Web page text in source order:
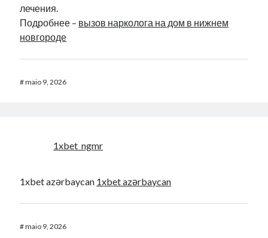
лечения.
Подробнее – вызов нарколога на дом в нижнем
новгороде
#maio 9, 2026
1xbet_ngmr
1xbet azərbaycan 1xbet azərbaycan
#maio 9, 2026